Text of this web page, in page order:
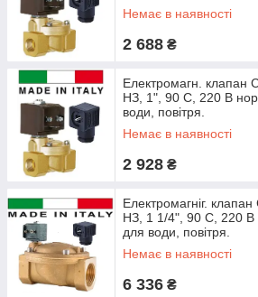
Немає в наявності
2 688 ₴
Електромагн. клапан
НЗ, 1", 90 C, 220 В
води, повітря.
Немає в наявності
2 928 ₴
Електромагніг. клапан
НЗ, 1 1/4", 90 C, 220 В
для води, повітря.
Немає в наявності
6 336 ₴